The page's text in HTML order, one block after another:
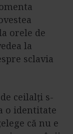
orele de
la
sclavia
ceilalți s-
o identitate
că nu e